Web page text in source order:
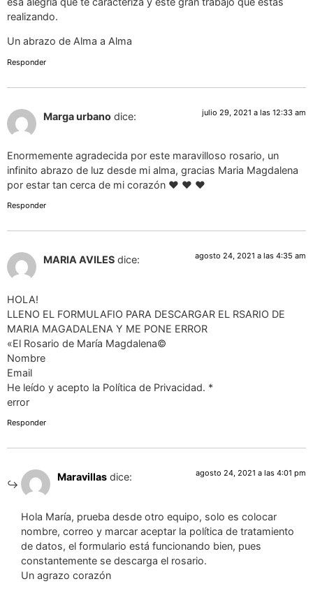
realizando.
Un abrazo de Alma a Alma
Responder
Marga urbano dice: julio 29, 2021 a las 12:33 am
Enormemente agradecida por este maravilloso rosario, un
infinito abrazo de luz desde mi alma, gracias Maria Magdalena
por estar tan cerca de mi corazón ♥ ♥️ ♥️
Responder
MARIA AVILES dice: agosto 24, 2021 a las 4:35 am
HOLA!
LLENO EL FORMULAFIO PARA DESCARGAR EL RSARIO DE
MARIA MAGADALENA Y ME PONE ERROR
«El Rosario de María Magdalena©
Nombre
Email
He leído y acepto la Política de Privacidad. *
error
Responder
Maravillas dice: agosto 24, 2021 a las 4:01 pm
Hola María, prueba desde otro equipo, solo es colocar
nombre, correo y marcar aceptar la política de tratamiento
de datos, el formulario está funcionando bien, pues
constantemente se descarga el rosario.
Un agrazo corazón